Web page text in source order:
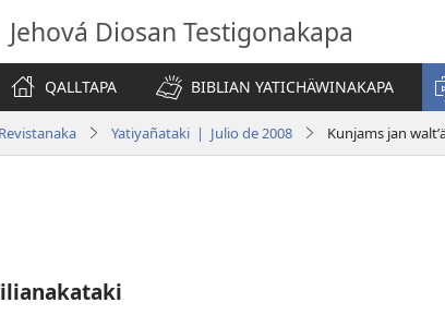
Jehová Diosan Testigonakapa
QALLTAPA BIBLIAN YATICHÄWINAKAPA
Revistanaka Yatiyañataki | Julio de 2008 Kunjams jan